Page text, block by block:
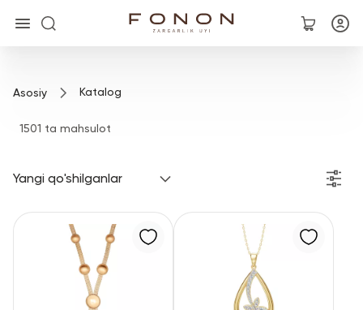
Kolleksiyalar
Bilaguzuklar
Asosiy Katalog
1501 ta mahsulot
Yangi qo'shilganlar